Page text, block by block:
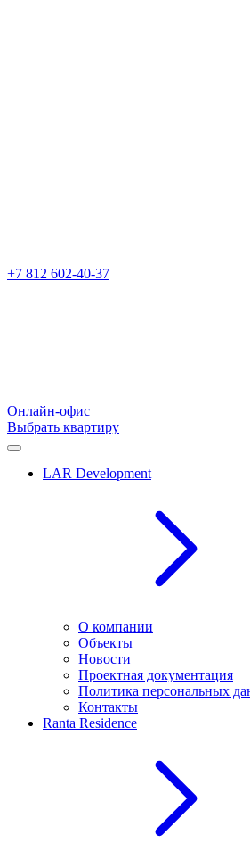
+7 812 602-40-37
Онлайн-офис
Выбрать квартиру
LAR Development
О компании
Объекты
Новости
Проектная документация
Политика персональных
Контакты
Ranta Residence